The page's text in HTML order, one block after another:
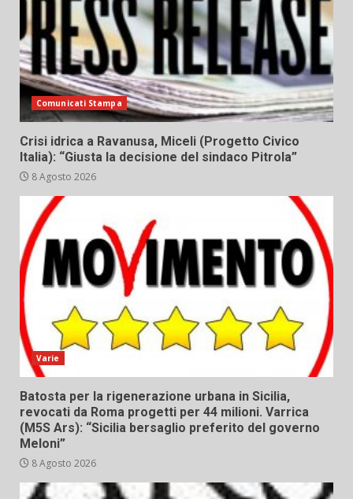
Comunicati Stampa
Crisi idrica a Ravanusa, Miceli (Progetto Civico
Italia): “Giusta la decisione del sindaco Pitrola”
8 Agosto 2026
Varie
Batosta per la rigenerazione urbana in Sicilia,
revocati da Roma progetti per 44 milioni. Varrica
(M5S Ars): “Sicilia bersaglio preferito del governo
Meloni”
8 Agosto 2026